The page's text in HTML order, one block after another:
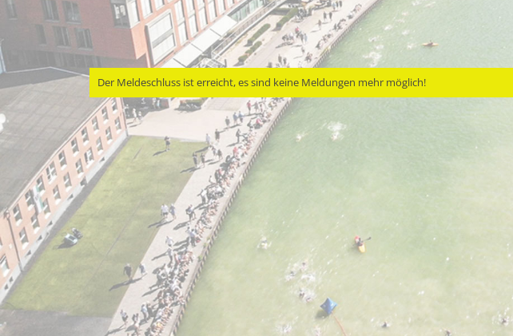
Der Meldeschluss ist erreicht, es sind keine Meldungen mehr möglich!